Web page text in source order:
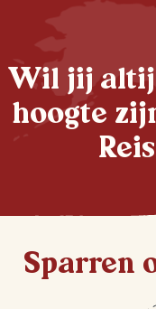
Wil jij
hoogte
Sparren